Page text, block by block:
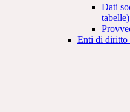
Dati
tabelle)
Enti di diritto